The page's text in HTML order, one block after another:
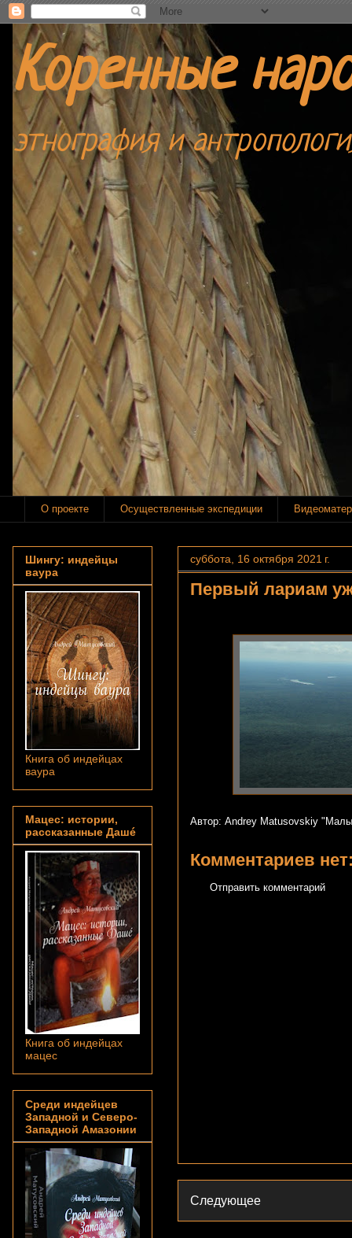
Коренные
этнография и
О проекте Осуществленные экспедиции
суббота, 16 октября 2021 г.
Первый лариам
Автор: Andrey Matusovskiy
Комментариев
Отправить комментарий
Следующее
Шингу: индейцы
ваура
Книга об индейцах
ваура
Мацес: истории,
рассказанные Дашé
Книга об индейцах
мацес
Среди индейцев
Западной и Северо-
Западной Амазонии